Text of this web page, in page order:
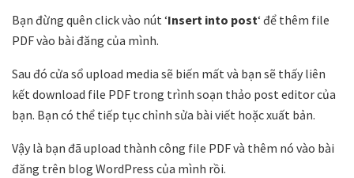
Bạn đừng quên click vào nút ‘Insert into post‘ để thêm file
PDF vào bài đăng của mình.
Sau đó cửa sổ upload media sẽ biến mất và bạn sẽ thấy liên
kết download file PDF trong trình soạn thảo post editor của
bạn. Bạn có thể tiếp tục chỉnh sửa bài viết hoặc xuất bản.
Vậy là bạn đã upload thành công file PDF và thêm nó vào bài
đăng trên blog WordPress của mình rồi.